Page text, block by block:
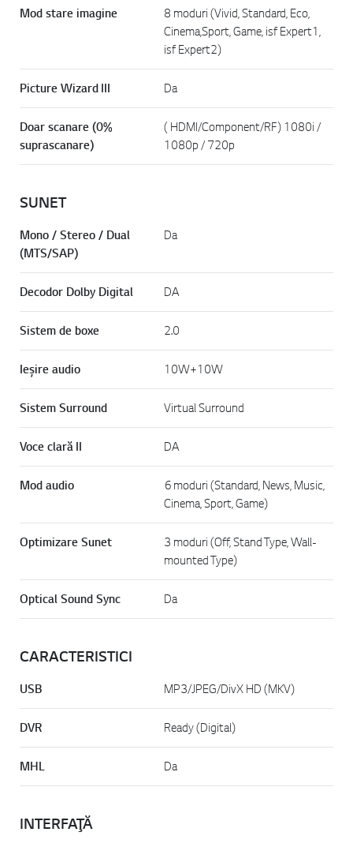
Mod stare imagine
8 moduri (Vivid, Standard, Eco,
Cinema,Sport, Game, isf Expert1,
isf Expert2)
Picture Wizard III Da
Doar scanare (0%
suprascanare)
( HDMI/Component/RF) 1080i /
1080p / 720p
SUNET
Mono / Stereo / Dual
(MTS/SAP)
Da
Decodor Dolby Digital DA
Sistem de boxe 2.0
Ieşire audio 10W+10W
Sistem Surround Virtual Surround
Voce clară II DA
Mod audio
6 moduri (Standard, News, Music,
Cinema, Sport, Game)
Optimizare Sunet
3 moduri (Off, Stand Type, Wall-
mounted Type)
Optical Sound Sync Da
CARACTERISTICI
USB MP3/JPEG/DivX HD (MKV)
DVR Ready (Digital)
MHL Da
INTERFAŢĂ